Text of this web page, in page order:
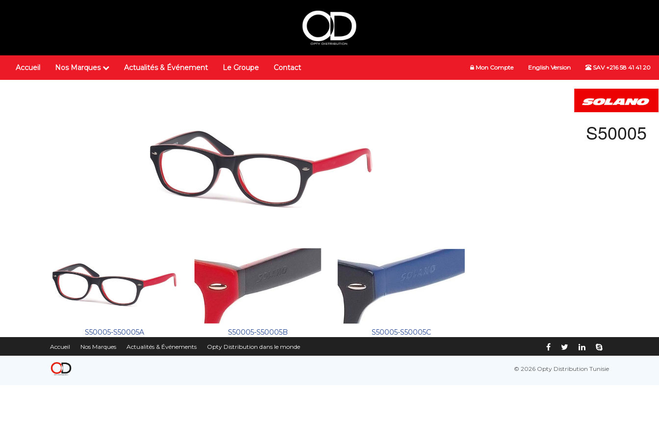
Accueil Nos Marques Actualités & Événement Le Groupe Contact Mon Compte English Version SAV +216 58 41 41 20
S50005
S50005-S50005A S50005-S50005B S50005-S50005C
Accueil Nos Marques Actualités & Événements Opty Distribution dans le monde
© 2026 Opty Distribution Tunisie